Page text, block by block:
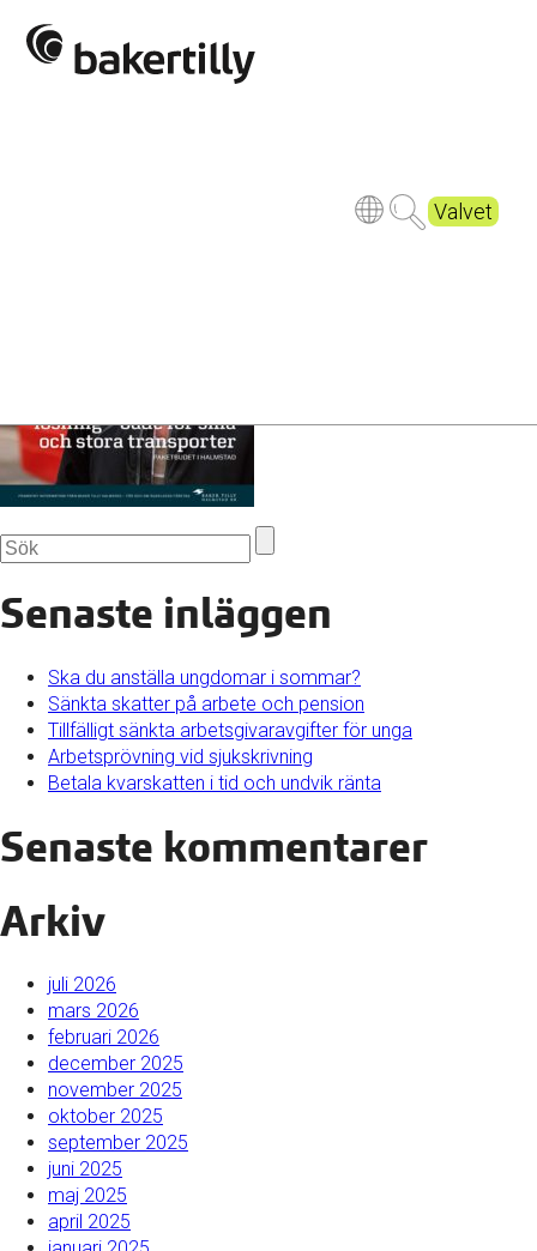
Valvet
BKT_Runt
Hörnet_NR10_interaktiv
Senaste inläggen
Ska du anställa ungdomar i sommar?
Sänkta skatter på arbete och pension
Tillfälligt sänkta arbetsgivaravgifter för unga
Arbetsprövning vid sjukskrivning
Betala kvarskatten i tid och undvik ränta
Senaste kommentarer
Arkiv
juli 2026
mars 2026
februari 2026
december 2025
november 2025
oktober 2025
september 2025
juni 2025
maj 2025
april 2025